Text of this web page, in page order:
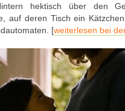
hektisch über den
auf deren Tisch ein
[weiterlesen bei